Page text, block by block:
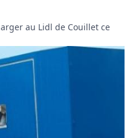
au Lidl de Couillet ce